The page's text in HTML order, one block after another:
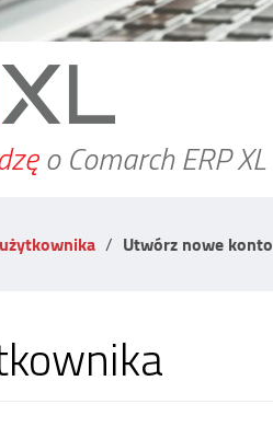
o Comarch ERP XL
Utwórz nowe konto